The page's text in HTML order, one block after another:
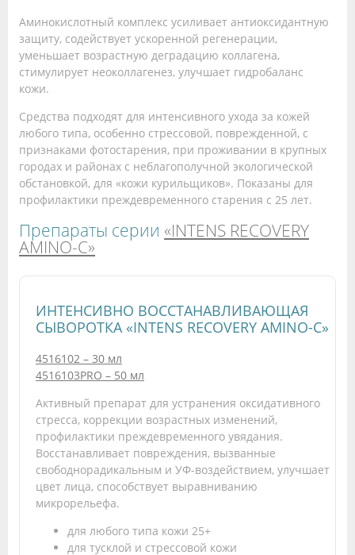
Аминокислотный комплекс усиливает антиоксидантную
защиту, содействует ускоренной регенерации,
уменьшает возрастную деградацию коллагена,
стимулирует неоколлагенез, улучшает гидробаланс
кожи.
Средства подходят для интенсивного ухода за кожей
любого типа, особенно стрессовой, поврежденной, с
признаками фотостарения, при проживании в крупных
городах и районах с неблагополучной экологической
обстановкой, для «кожи курильщиков». Показаны для
профилактики преждевременного старения с 25 лет.
Препараты серии «INTENS RECOVERY
AMINO-C»
ИНТЕНСИВНО ВОССТАНАВЛИВАЮЩАЯ
СЫВОРОТКА «INTENS RECOVERY AMINO-C»
4516102 – 30 мл
4516103PRO – 50 мл
Активный препарат для устранения оксидативного
стресса, коррекции возрастных изменений,
профилактики преждевременного увядания.
Восстанавливает повреждения, вызванные
свободнорадикальным и УФ-воздействием, улучшает
цвет лица, способствует выравниванию
микрорельефа.
для любого типа кожи 25+
для тусклой и стрессовой кожи